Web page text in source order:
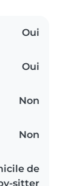
Oui
Oui
Non
Non
de
sitter